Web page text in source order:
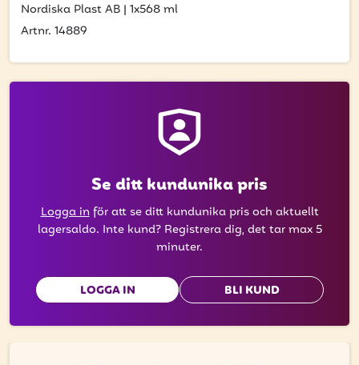
att få uppdateringar kring kampanjer?
Ange din e-postadress nedan för att ta del av våra
PRENUMERERA
Nordiska Plast AB | 1x568 ml
Artnr. 14889
Se ditt kundunika pris
Logga inför att se ditt kundunika pris och aktuellt
lagersaldo. Inte kund? Registrera dig, det tar max 5
minuter.
LOGGA IN BLI KUND